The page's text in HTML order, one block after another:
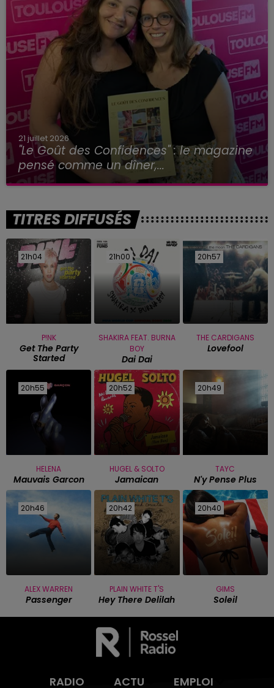
21 juillet 2026
"Le Goût des Confidences" : le magazine
pensé comme un dîner,...
TITRES DIFFUSÉS
21h04
21h04
P!NK
Get The Party
Started
21h00
21h00
SHAKIRA FEAT. BURNA
BOY
Dai Dai
20h57
20h57
THE CARDIGANS
Lovefool
20h55
20h55
HELENA
Mauvais Garcon
20h52
20h52
HUGEL & SOLTO
Jamaican
20h49
20h49
TAYC
N'y Pense Plus
20h46
20h46
ALEX WARREN
Passenger
20h42
20h42
PLAIN WHITE T'S
Hey There Delilah
20h40
20h40
GIMS
Soleil
RADIO ACTU EMPLOI